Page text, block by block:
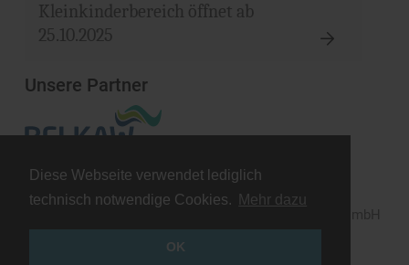
Diese Webseite verwendet lediglich
technisch notwendige Cookies.
Mehr dazu
OK
Kleinkinderbereich öffnet ab
25.10.2025
Unsere Partner